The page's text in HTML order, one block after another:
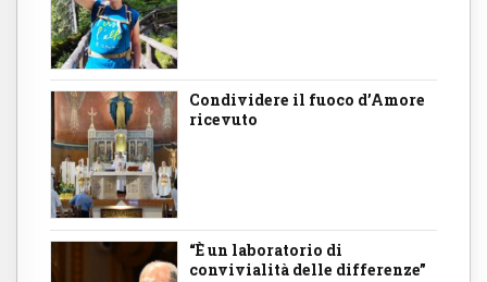
Condividere il fuoco d’Amore
ricevuto
“È un laboratorio di
convivialità delle differenze”